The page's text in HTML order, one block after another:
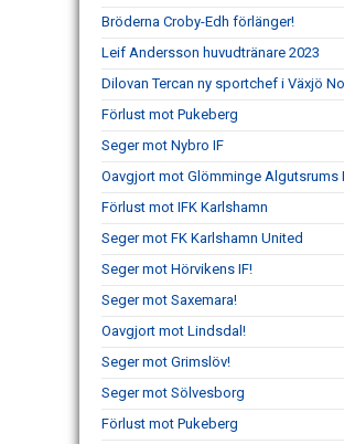
Bröderna Croby-Edh förlänger!
Leif Andersson huvudtränare 2023
Dilovan Tercan ny sportchef i Växjö
Förlust mot Pukeberg
Seger mot Nybro IF
Oavgjort mot Glömminge Algutsrums
Förlust mot IFK Karlshamn
Seger mot FK Karlshamn United
Seger mot Hörvikens IF!
Seger mot Saxemara!
Oavgjort mot Lindsdal!
Seger mot Grimslöv!
Seger mot Sölvesborg
Förlust mot Pukeberg